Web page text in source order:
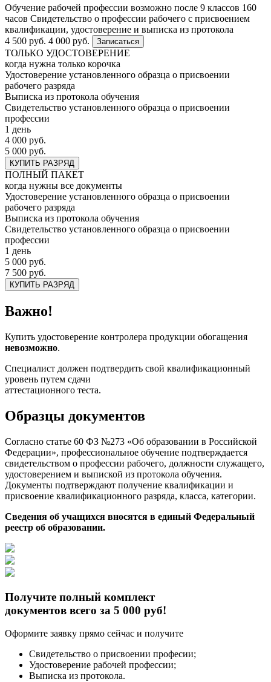
Обучение рабочей профессии возможно после 9 классов 160
часов Свидетельство о профессии рабочего с присвоением
квалификации, удостоверение и выписка из протокола
4 500 руб. 4 000 руб. Записаться
ТОЛЬКО УДОСТОВЕРЕНИЕ
когда нужна только корочка
Удостоверение установленного образца о присвоении
рабочего разряда
Выписка из протокола обучения
Свидетельство установленного образца о присвоении
профессии
1 день
4 000 руб.
5 000 руб.
КУПИТЬ РАЗРЯД
ПОЛНЫЙ ПАКЕТ
когда нужны все документы
Удостоверение установленного образца о присвоении
рабочего разряда
Выписка из протокола обучения
Свидетельство установленного образца о присвоении
профессии
1 день
5 000 руб.
7 500 руб.
КУПИТЬ РАЗРЯД
Важно!
Купить удостоверение контролера продукции обогащения
невозможно.
Специалист должен подтвердить свой квалификационный
уровень путем сдачи
аттестационного теста.
Образцы документов
Согласно статье 60 ФЗ №273 «Об образовании в Российской
Федерации», профессиональное обучение подтверждается
свидетельством о профессии рабочего, должности служащего,
удостоверением и выпиской из протокола обучения.
Документы подтверждают получение квалификации и
присвоение квалификационного разряда, класса, категории.
Сведения об учащихся вносятся в единый Федеральный
реестр об образовании.
Получите полный комплект
документов всего за 5 000 руб!
Оформите заявку прямо сейчас и получите
Свидетельство о присвоении професии;
Удостоверение рабочей профессии;
Выписка из протокола.